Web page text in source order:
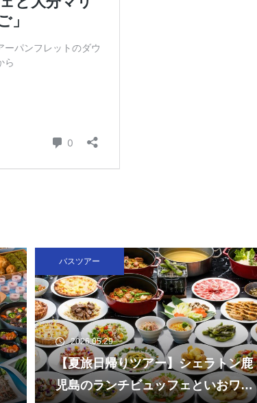
バスツアー
2026.05.29
【夏旅日帰りツアー】シェラトン鹿
児島のランチビュッフェといおワー